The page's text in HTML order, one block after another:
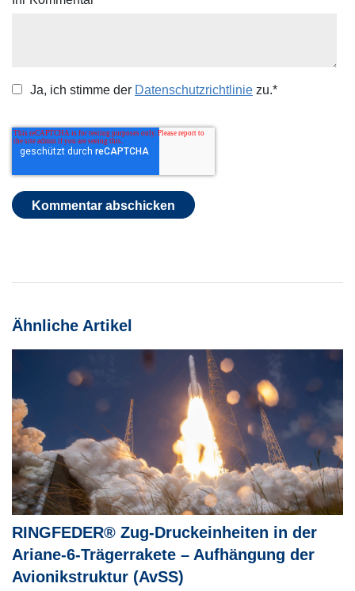
Ja, ich stimme der Datenschutzrichtlinie zu.*
Ähnliche Artikel
RINGFEDER® Zug-Druckeinheiten in der
Ariane-6-Trägerrakete – Aufhängung der
Avionikstruktur (AvSS)